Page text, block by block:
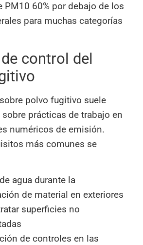
PM10 60% por debajo de los
para muchas categorías
control del
polvo fugitivo suele
prácticas de trabajo en
numéricos de emisión.
más comunes se
agua durante la
de material en exteriores
superficies no
de controles en las